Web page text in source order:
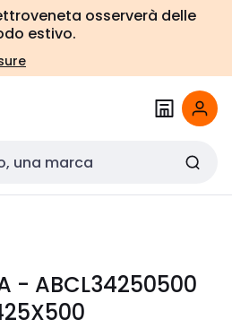
osserverà delle
estivo.
- ABCL34250500